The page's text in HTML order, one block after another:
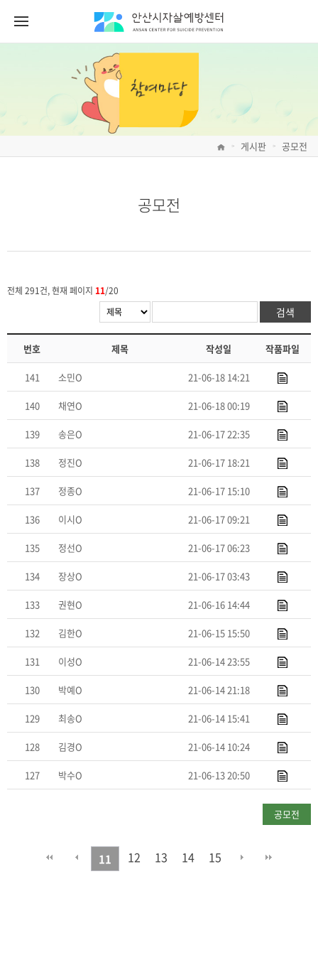
> 게시판 > 공모전
공모전
전체 291건, 현재 페이지 11/20
번호 제목 작성일 작품파일
141 소민O 21-06-18 14:21
140 채연O 21-06-18 00:19
139 송은O 21-06-17 22:35
138 정진O 21-06-17 18:21
137 정종O 21-06-17 15:10
136 이시O 21-06-17 09:21
135 정선O 21-06-17 06:23
134 장상O 21-06-17 03:43
133 권현O 21-06-16 14:44
132 김한O 21-06-15 15:50
131 이성O 21-06-14 23:55
130 박예O 21-06-14 21:18
129 최송O 21-06-14 15:41
128 김경O 21-06-14 10:24
127 박수O 21-06-13 20:50
공모전
11 12 13 14 15